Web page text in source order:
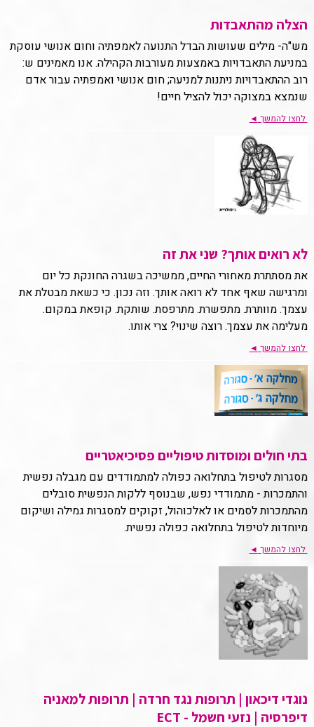
הצלה מהתאבדות
מש"ה- מילים שעושות הבדל התנועה לאמפתיה וחום אנושי עוסקת
במניעת התאבדויות באמצעות מעורבות הקהילה. אנו מאמינים ש:
רוב ההתאבדויות ניתנות למניעה; חום אנושי ואמפתיה עבור אדם
שנמצא במצוקה יכול להציל חיים!
לחצו להמשך ◄
לא רואים אותך? שני את זה
את מסתתרת מאחורי החיים, ממשיכה בשגרה החונקת כל יום
ומרגישה שאף אחד לא רואה אותך. וזה נכון. כי כשאת מבטלת את
עצמך. מוותרת. מתפשרת. מתרפסת. שותקת. קופאת במקום.
מעלימה את עצמך. רוצה שינוי? צרי אותו.
לחצו להמשך ◄
בתי חולים ומוסדות טיפוליים פסיכיאטריים
מסגרות לטיפול בתחלואה כפולה למתמודדים עם מגבלה נפשית
והתמכרות - מתמודדי נפש, שבנוסף ללקות הנפשית סובלים
מהתמכרות לסמים או לאלכוהול, זקוקים למסגרות גמילה ושיקום
מיוחדות לטיפול בתחלואה כפולה נפשית.
לחצו להמשך ◄
נוגדי דיכאון | תרופות נגד חרדה | תרופות למאניה
דיפרסיה | נזעי חשמל - ECT